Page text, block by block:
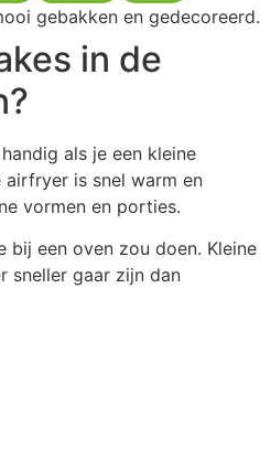
in de
als je een kleine
is snel warm en
vormen en porties.
bij een oven zou doen. Kleine
sneller gaar zijn dan